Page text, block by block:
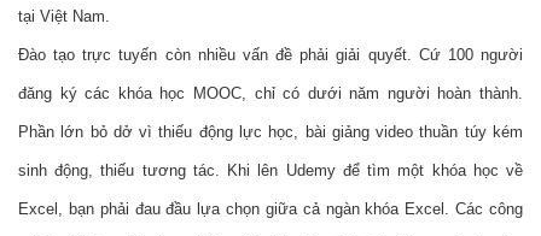
tại Việt Nam.
Đào tạo trực tuyến còn nhiều vấn đề phải giải quyết. Cứ 100 người
đăng ký các khóa học MOOC, chỉ có dưới năm người hoàn thành.
Phần lớn bỏ dở vì thiếu động lực học, bài giảng video thuần túy kém
sinh động, thiếu tương tác. Khi lên Udemy để tìm một khóa học về
Excel, bạn phải đau đầu lựa chọn giữa cả ngàn khóa Excel. Các công